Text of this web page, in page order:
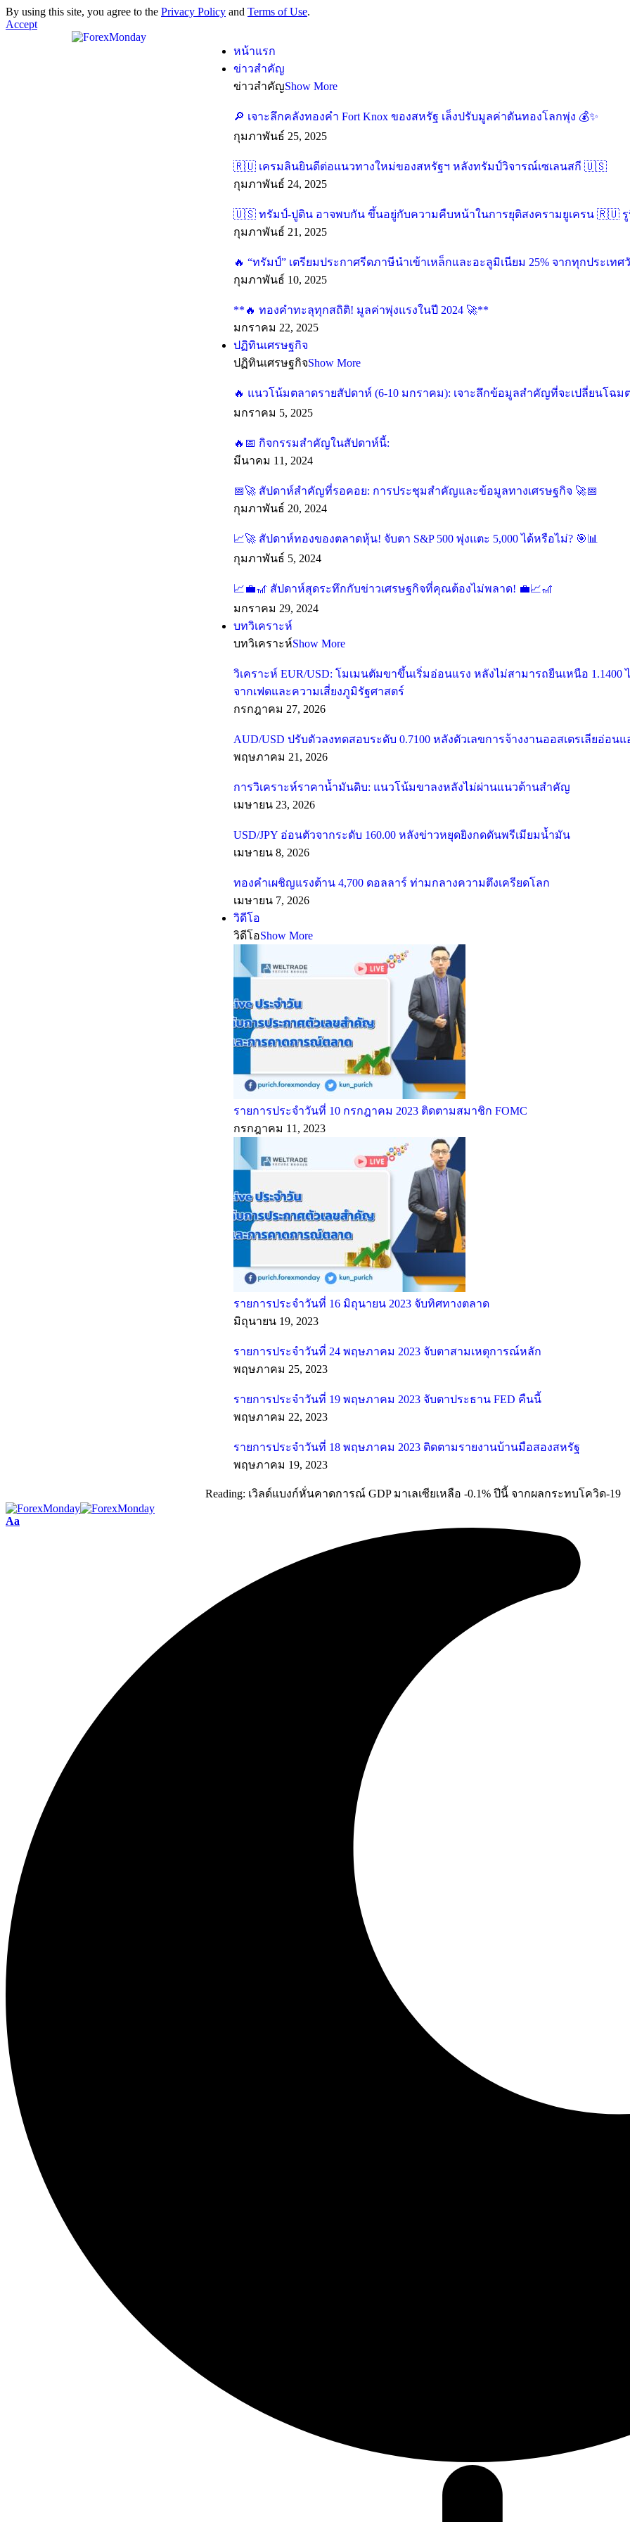
By using this site, you agree to the Privacy Policy and Terms of Use.
Accept
หน้าแรก
ข่าวสำคัญ
ข่าวสำคัญShow More
เจาะลึกคลังทองคำ Fort Knox ของสหรัฐ เล็งปรับมูลค่าดันทองโลกพุ่ง
กุมภาพันธ์ 25, 2025
เครมลินยินดีต่อแนวทางใหม่ของสหรัฐฯ หลังทรัมป์วิจารณ์เซเลนสกี
กุมภาพันธ์ 24, 2025
ทรัมป์-ปูติน อาจพบกัน ขึ้นอยู่กับความคืบหน้าในการยุติสงครามยูเครน
รูบิโ
กุมภาพันธ์ 21, 2025
“ทรัมป์” เตรียมประกาศรีดภาษีนำเข้าเหล็กและอะลูมิเนียม 25% จากทุกประเท
กุมภาพันธ์ 10, 2025
** ทองคำทะลุทุกสถิติ! มูลค่าพุ่งแรงในปี 2024
**
มกราคม 22, 2025
ปฏิทินเศรษฐกิจ
ปฏิทินเศรษฐกิจShow More
แนวโน้มตลาดรายสัปดาห์ (6-10 มกราคม): เจาะลึกข้อมูลสำคัญที่จะเปลี่ยนโฉ
มกราคม 5, 2025
กิจกรรมสำคัญในสัปดาห์นี้:
มีนาคม 11, 2024
สัปดาห์สำคัญที่รอคอย: การประชุมสำคัญและข้อมูลทางเศรษฐกิจ
กุมภาพันธ์ 20, 2024
สัปดาห์ทองของตลาดหุ้น! จับตา S&P 500 พุ่งแตะ 5,000 ได้หรือไม่?
กุมภาพันธ์ 5, 2024
สัปดาห์สุดระทึกกับข่าวเศรษฐกิจที่คุณต้องไม่พลาด!
มกราคม 29, 2024
บทวิเคราะห์
บทวิเคราะห์Show More
วิเคราะห์ EUR/USD: โมเมนตัมขาขึ้นเริ่มอ่อนแรง หลังไม่สามารถยืนเหนือ 1.1400
จากเฟดและความเสี่ยงภูมิรัฐศาสตร์
AUD/USD ปรับตัวลงทดสอบระดับ 0.7100 หลังตัวเลขการจ้างงานออสเตรเลียอ่อนแ
การวิเคราะห์ราคาน้ำมันดิบ: แนวโน้มขาลงหลังไม่ผ่านแนวต้านสำคัญ
USD/JPY อ่อนตัวจากระดับ 160.00 หลังข่าวหยุดยิงกดดันพรีเมียมน้ำมัน
ทองคำเผชิญแรงต้าน 4,700 ดอลลาร์ ท่ามกลางความตึงเครียดโลก
เมษายน 7, 2026
วิดีโอ
วิดีโอ
รายการประจำวันที่ 10 กรกฎาคม 2023 ติดตามสมาชิก FOMC
รายการประจำวันที่ 16 มิถุนายน 2023 จับทิศทางตลาด
รายการประจำวันที่ 24 พฤษภาคม 2023 จับตาสามเหตุการณ์หลัก
รายการประจำวันที่ 19 พฤษภาคม 2023 จับตาประธาน FED คืนนี้
รายการประจำวันที่ 18 พฤษภาคม 2023 ติดตามรายงานบ้านมือสองสหรัฐ
เวิลด์แบงก์หั่นคาดการณ์ GDP มาเลเซียเหลือ -0.1% ปีนี้ จากผลกระทบโควิด-19
Aa